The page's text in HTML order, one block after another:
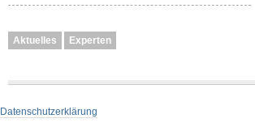
Aktuelles Experten
Datenschutzerklärung